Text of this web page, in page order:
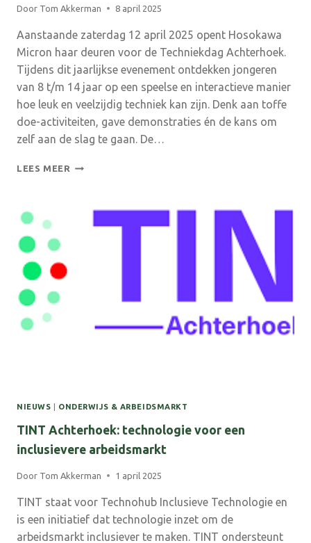
Door Tom Akkerman 8 april 2025
Aanstaande zaterdag 12 april 2025 opent Hosokawa
Micron haar deuren voor de Techniekdag Achterhoek.
Tijdens dit jaarlijkse evenement ontdekken jongeren
van 8 t/m 14 jaar op een speelse en interactieve manier
hoe leuk en veelzijdig techniek kan zijn. Denk aan toffe
doe-activiteiten, gave demonstraties én de kans om
zelf aan de slag te gaan. De…
LEES MEER TECHNIEK
DOETINCHEM!
NIEUWS ONDERWIJS & ARBEIDSMARKT
TINT Achterhoek: technologie voor een
inclusievere arbeidsmarkt
Door Tom Akkerman 1 april 2025
TINT staat voor Technohub Inclusieve Technologie en
is een initiatief dat technologie inzet om de
arbeidsmarkt inclusiever te maken. TINT ondersteunt